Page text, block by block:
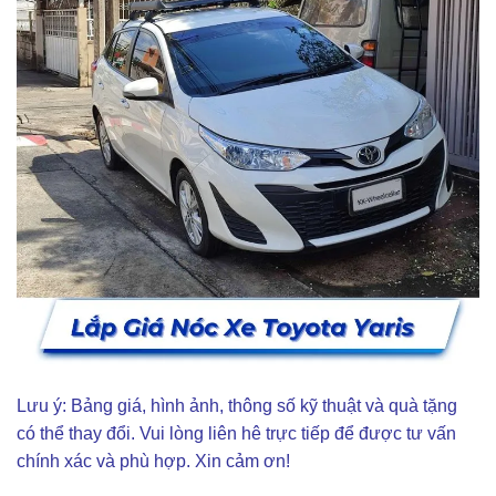
Lưu ý: Bảng giá, hình ảnh, thông số kỹ thuật và quà tặng
có thể thay đổi. Vui lòng liên hê trực tiếp để được tư vấn
chính xác và phù hợp. Xin cảm ơn!